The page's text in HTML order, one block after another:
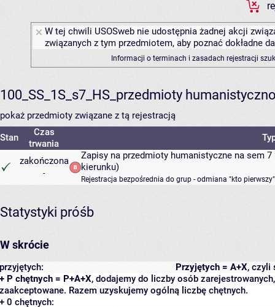
W tej chwili USOSweb nie udostępnia żadnej akcji
związanych z tym przedmiotem, aby poznać dokładne
Informacji o terminach i zasadach rejestracji
100_SS_1S_s7_HS_przedmioty
pokaż przedmioty związane z tą rejestracją
Stan
Czas
trwania
zakończona
-
Zapisy na przedmioty humanistyczne na sem
kierunku)
Rejestracja bezpośrednia do grup - odmiana "kto pierwszy"
Statystyki próśb
W skrócie
Przyjętych = A+X, czyli
przyjętych:
+ P chętnych = P+A+X, dodajemy do liczby osób
zaakceptowane. Razem uzyskujemy ogólną liczbę chętnych.
+ 0 chętnych: